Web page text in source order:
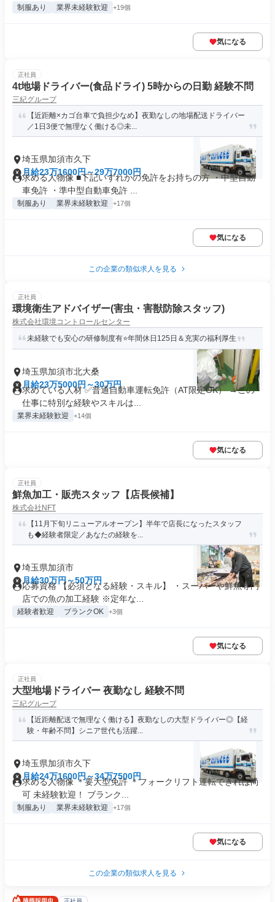
制服あり 業界未経験歓迎 +19個
気になる
正社員
4t地場ドライバー(食品ドライ) 5時からの日勤 経験不問
三紀グループ
【近距離×カゴ台車で負担少なめ】夜勤なしの地場配送ドライバー
／1日3便で無理なく働ける◎未...
埼玉県加須市久下
月給23万1600円～29万7000円
求める人物像 ■下記いずれかの免許をお持ちの方 ・中型自動
車免許 ・準中型自動車免許 ...
制服あり 業界未経験歓迎 +17個
気になる
この企業の類似求人を見る
正社員
環境衛生アドバイザー(害虫・害獣防除スタッフ)
株式会社環境コントロールセンター
未経験でも安心の研修制度有⭐年間休日125日＆充実の福利厚生
埼玉県加須市北大桑
月給23万5000円～30万円
求めている人材 ✅普通自動車運転免許（AT限定OK） →この
仕事に特別な経験やスキルは...
業界未経験歓迎 +14個
気になる
正社員
鮮魚加工・販売スタッフ【店長候補】
株式会社NFT
【11月下旬リニューアルオープン】半年で店長になったスタッフ
も◆経験者限定／あなたの経験を...
埼玉県加須市
月給30万円～50万円
応募資格 【必須となる経験・スキル】 ・スーパーや鮮魚専門
店での魚の加工経験 ※定年な...
経験者歓迎 ブランクOK +3個
気になる
正社員
大型地場ドライバー 夜勤なし 経験不問
三紀グループ
【近距離配送で無理なく働ける】夜勤なしの大型ドライバー◎【経
験・年齢不問】シニア世代も活躍...
埼玉県加須市久下
月給24万1600円～34万7500円
求める人物像 ＊要大型免許 ＊フォークリフト運転できれば尚
可 未経験歓迎！ ブランク...
制服あり 業界未経験歓迎 +17個
気になる
この企業の類似求人を見る